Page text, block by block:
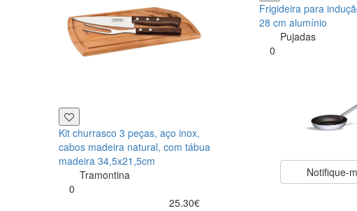
Kit churrasco 3 peças, aço inox,
cabos madeira natural, com tábua
madeira 34,5x21,5cm
Tramontina
0
25.30€
Frigideira para
28 cm alumínio
Pujadas
0
Notifique-